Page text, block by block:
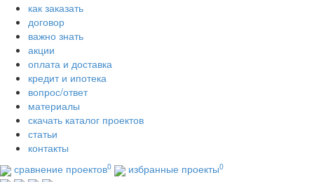
как заказать
договор
важно знать
акции
оплата и доставка
кредит и ипотека
вопрос/ответ
материалы
скачать каталог проектов
статьи
контакты
сравнение проектов0 избранные проекты0